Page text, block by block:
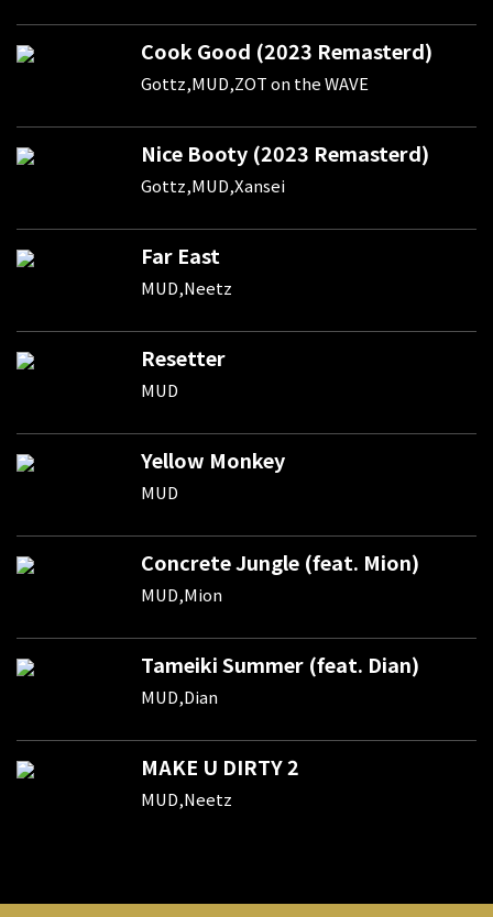
Cook Good (2023 Remasterd)
Gottz,MUD,ZOT on the WAVE
Nice Booty (2023 Remasterd)
Gottz,MUD,Xansei
Far East
MUD,Neetz
Resetter
MUD
Yellow Monkey
MUD
Concrete Jungle (feat. Mion)
MUD,Mion
Tameiki Summer (feat. Dian)
MUD,Dian
MAKE U DIRTY 2
MUD,Neetz